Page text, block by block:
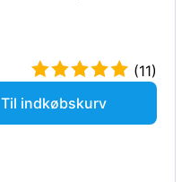
(11)
Til indkøbskurv